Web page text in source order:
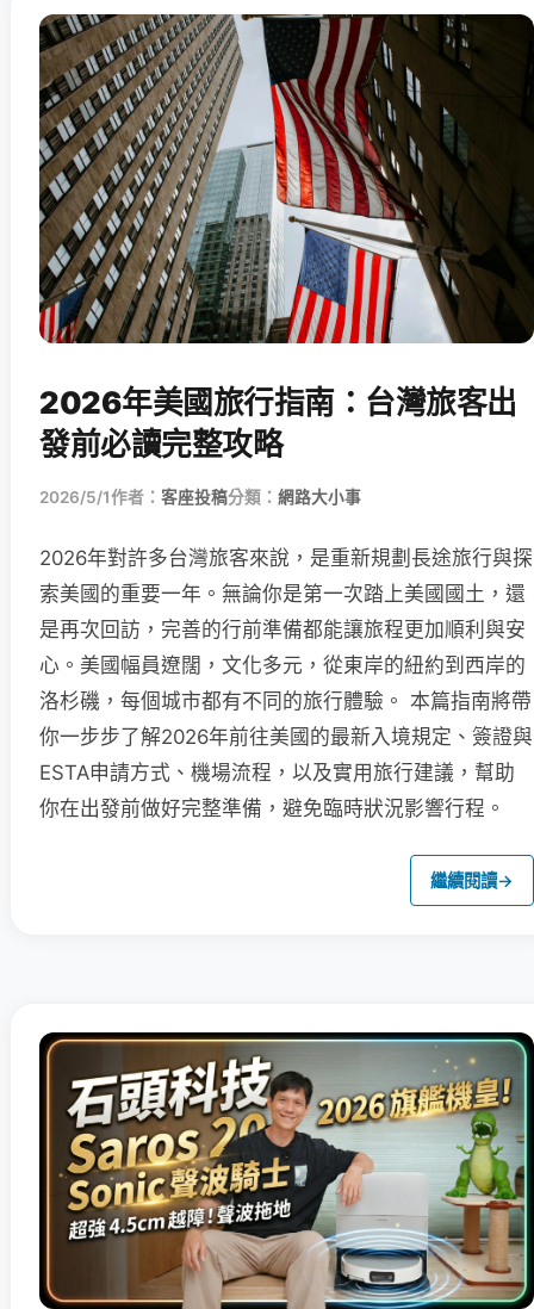
2026年美國旅行指南：台灣旅客出
發前必讀完整攻略
2026/5/1作者： 客座投稿分類： 網路大小事
2026年對許多台灣旅客來說，是重新規劃長途旅行與探
索美國的重要一年。無論你是第一次踏上美國國土，還
是再次回訪，完善的行前準備都能讓旅程更加順利與安
心。美國幅員遼闊，文化多元，從東岸的紐約到西岸的
洛杉磯，每個城市都有不同的旅行體驗。 本篇指南將帶
你一步步了解2026年前往美國的最新入境規定、簽證與
ESTA申請方式、機場流程，以及實用旅行建議，幫助
你在出發前做好完整準備，避免臨時狀況影響行程。
繼續閱讀→